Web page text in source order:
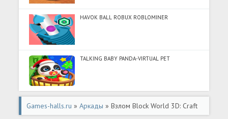
HAVOK BALL ROBUX ROBLOMINER
TALKING BABY PANDA-VIRTUAL PET
Games-halls.ru »Аркады » Взлом Block World 3D: Craft